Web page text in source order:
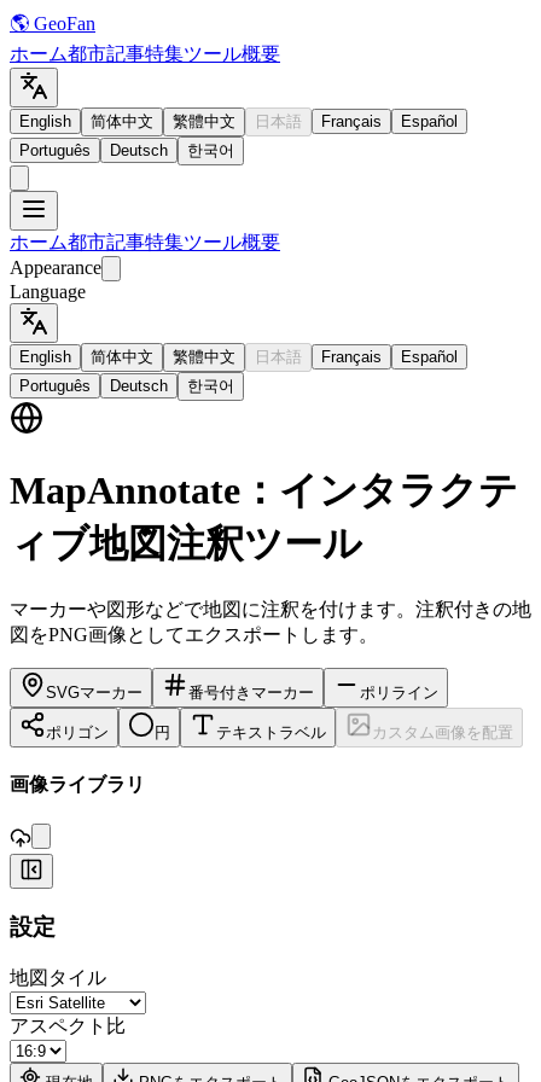
🌎 GeoFan
ホーム都市記事特集ツール概要
English 简体中文 繁體中文 日本語 Français
Español
Português
Deutsch 한국어
ホーム都市記事特集ツール概要
Appearance
Language
English 简体中文 繁體中文 日本語 Français
Español
Português
Deutsch 한국어
MapAnnotate：インタラクテ
ィブ地図注釈ツール
マーカーや図形などで地図に注釈を付けます。注釈付きの地
図をPNG画像としてエクスポートします。
SVGマーカー 番号付きマーカー ポリライン
ポリゴン 円 テキストラベル カスタム画像を配置
画像ライブラリ
+
設定
地図タイル
アスペクト比